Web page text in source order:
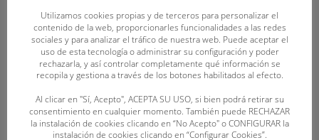
RECENT POSTS
Utilizamos cookies propias y de terceros para personalizar el
contenido de la web, proporcionarles funcionalidades a las redes
sociales y para analizar el tráfico de nuestra web. Puede aceptar el
uso de esta tecnología o administrar su configuración y poder
rechazarla, y así controlar completamente qué información se
recopila y gestiona a través de los botones habilitados al efecto.
Al clicar en "Sí, Acepto", ACEPTA SU USO, si bien podrá retirar su
consentimiento en cualquier momento. También puede RECHAZAR
la instalación de cookies clicando en “No Acepto" o CONFIGURAR la
instalación de cookies clicando en “Configurar Cookies”.